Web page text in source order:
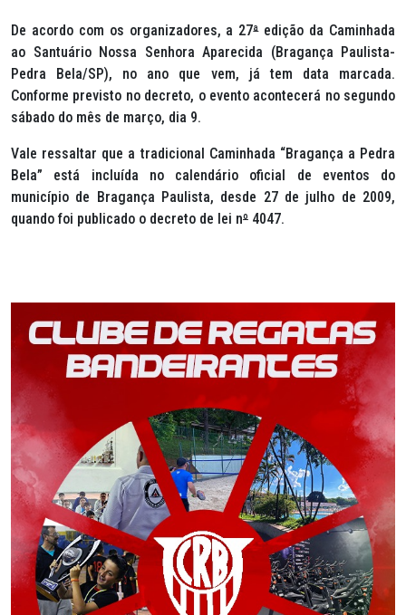
De acordo com os organizadores, a 27ªedição da Caminhada
ao Santuário Nossa Senhora Aparecida (Bragança Paulista-
Pedra Bela/SP), no ano que vem, já tem data marcada.
Conforme previsto no decreto, o evento acontecerá no segundo
sábado do mês de março, dia 9.
Vale ressaltar que a tradicional Caminhada “Bragança a Pedra
Bela” está incluída no calendário oficial de eventos do
município de Bragança Paulista, desde 27 de julho de 2009,
quando foi publicado o decreto de lei nº 4047.